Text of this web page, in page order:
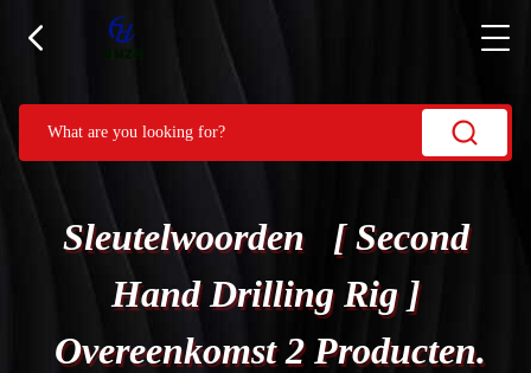
Sleutelwoorden [ Second
Hand Drilling Rig ]
Overeenkomst 2 Producten.